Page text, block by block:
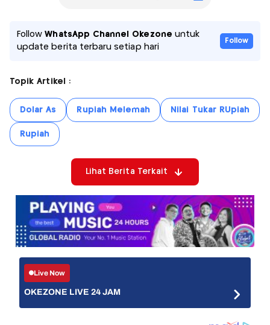
FollowWhatsApp Channel Okezone untuk
update berita terbaru setiap hari
Follow
Topik Artikel :
Dolar As Rupiah Melemah Nilai Tukar RUpiah
Rupiah
Lihat Berita Terkait
Live Now
OKEZONE LIVE 24 JAM